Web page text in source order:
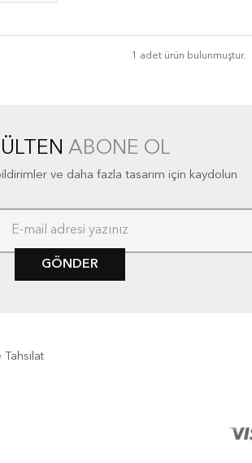
1 adet ürün bulunmuştur.
ABONE OL
ve daha fazla tasarım için kaydolun
GÖNDER
Tahsilat